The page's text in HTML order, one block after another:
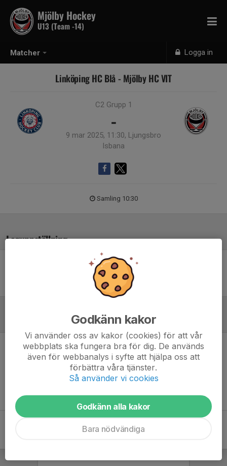
Matcher Logga in
Mjölby Hockey
U13 (Team -14)
Linköping HC Blå - Mjölby HC VIT
C2 Grupp 1
-
9 mar 2025, 11:30, Ljungsbro
Isbana
Samling 10:30
Laguppställning
Ingen uppställning ifylld
Inget referat skrivet
Godkänn kakor
Vi använder oss av kakor (cookies) för att vår
webbplats ska fungera bra för dig. De används
även för webbanalys i syfte att hjälpa oss att
förbättra våra tjänster.
Så använder vi cookies
Godkänn alla kakor
Bara nödvändiga